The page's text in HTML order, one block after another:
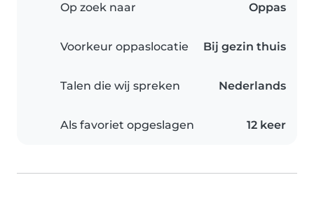
Op zoek naar Oppas
Voorkeur oppaslocatie Bij gezin thuis
Talen die wij spreken Nederlands
Als favoriet opgeslagen 12 keer